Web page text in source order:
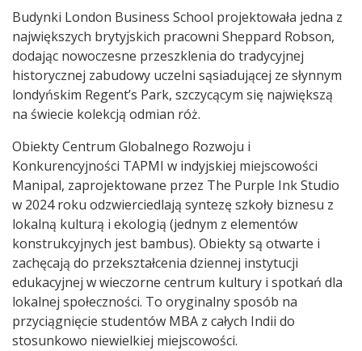
Budynki London Business School projektowała jedna z
największych brytyjskich pracowni Sheppard Robson,
dodając nowoczesne przeszklenia do tradycyjnej
historycznej zabudowy uczelni sąsiadującej ze słynnym
londyńskim Regent’s Park, szczycącym się największą
na świecie kolekcją odmian róż.
Obiekty Centrum Globalnego Rozwoju i
Konkurencyjności TAPMI w indyjskiej miejscowości
Manipal, zaprojektowane przez The Purple Ink Studio
w 2024 roku odzwierciedlają syntezę szkoły biznesu z
lokalną kulturą i ekologią (jednym z elementów
konstrukcyjnych jest bambus). Obiekty są otwarte i
zachęcają do przekształcenia dziennej instytucji
edukacyjnej w wieczorne centrum kultury i spotkań dla
lokalnej społeczności. To oryginalny sposób na
przyciągnięcie studentów MBA z całych Indii do
stosunkowo niewielkiej miejscowości.